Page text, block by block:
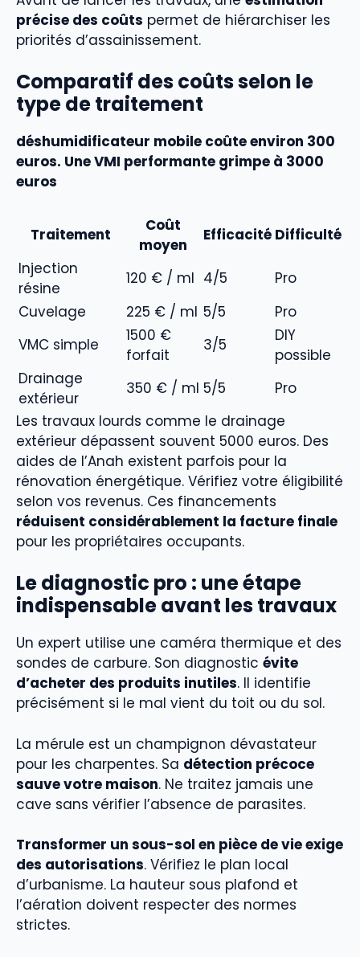
précise des coûts permet de hiérarchiser les
priorités d’assainissement.
Comparatif des coûts selon le
type de traitement
déshumidificateur mobile coûte environ 300
euros. Une VMI performante grimpe à 3000
euros
Traitement
Coût
moyen
Efficacité Difficulté
Injection
résine
120 € / ml 4/5
Pro
Cuvelage
225 € / ml 5/5
Pro
VMC simple
1500 €
forfait
3/5
DIY
possible
Drainage
extérieur
350 € / ml 5/5
Pro
Les travaux lourds comme le drainage
extérieur dépassent souvent 5000 euros. Des
aides de l’Anah existent parfois pour la
rénovation énergétique. Vérifiez votre éligibilité
selon vos revenus. Ces financements
réduisent considérablement la facture finale
pour les propriétaires occupants.
Le diagnostic pro : une étape
indispensable avant les travaux
Un expert utilise une caméra thermique et des
sondes de carbure. Son diagnostic évite
d’acheter des produits inutiles. Il identifie
précisément si le mal vient du toit ou du sol.
La mérule est un champignon dévastateur
pour les charpentes. Sa détection précoce
sauve votre maison. Ne traitez jamais une
cave sans vérifier l’absence de parasites.
Transformer un sous-sol en pièce de vie exige
des autorisations. Vérifiez le plan local
d’urbanisme. La hauteur sous plafond et
l’aération doivent respecter des normes
strictes.